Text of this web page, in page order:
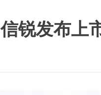
信锐发布上